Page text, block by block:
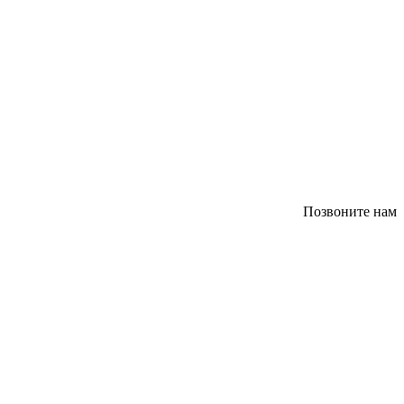
Позвоните нам